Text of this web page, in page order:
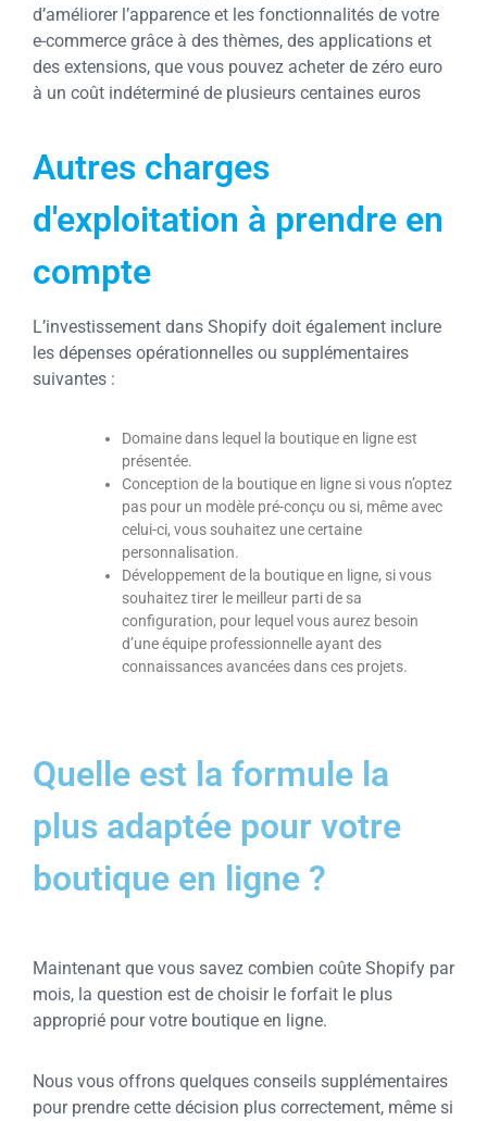
d’améliorer l’apparence et les fonctionnalités de votre
e-commerce grâce à des thèmes, des applications et
des extensions, que vous pouvez acheter de zéro euro
à un coût indéterminé de plusieurs centaines euros
Autres charges
d'exploitation à prendre en
compte
L’investissement dans Shopify doit également inclure
les dépenses opérationnelles ou supplémentaires
suivantes :
Domaine dans lequel la boutique en ligne est
présentée.
Conception de la boutique en ligne si vous n’optez
pas pour un modèle pré-conçu ou si, même avec
celui-ci, vous souhaitez une certaine
personnalisation.
Développement de la boutique en ligne, si vous
souhaitez tirer le meilleur parti de sa
configuration, pour lequel vous aurez besoin
d’une équipe professionnelle ayant des
connaissances avancées dans ces projets.
Quelle est la formule la
plus adaptée pour votre
boutique en ligne ?
Maintenant que vous savez combien coûte Shopify par
mois, la question est de choisir le forfait le plus
approprié pour votre boutique en ligne.
Nous vous offrons quelques conseils supplémentaires
pour prendre cette décision plus correctement, même si